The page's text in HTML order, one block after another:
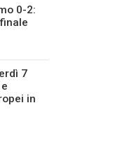
0-2:
7
in